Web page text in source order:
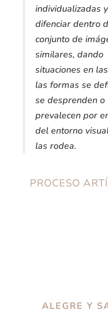
individualizadas y
difenciar dentro
conjunto de
similares, dando
situaciones en
las formas se
se desprenden o
prevalecen por
del entorno
las rodea.
PROCESO
ALEGRE Y